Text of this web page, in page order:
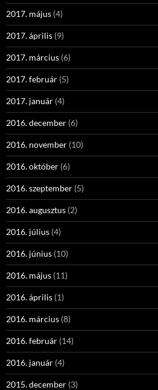
2017. május (4)
2017. április (9)
2017. március (6)
2017. február (5)
2017. január (4)
2016. december (6)
2016. november (10)
2016. október (6)
2016. szeptember (5)
2016. augusztus (2)
2016. július (4)
2016. június (10)
2016. május (11)
2016. április (1)
2016. március (8)
2016. február (14)
2016. január (4)
2015. december (3)